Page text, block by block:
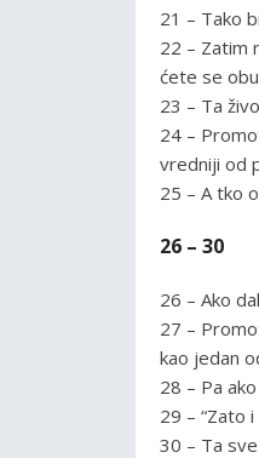
21 – Tako
22 – Zatim
ćete se
23 – Ta
24 –
vredniji od
25 – A tko
26 – 30
26 – Ako
27 –
kao jedan
28 – Pa
29 – “Zato
30 – Ta